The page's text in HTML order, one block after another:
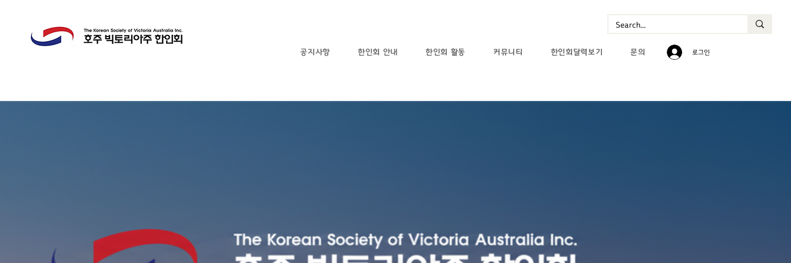
공지사항 한인회 안내 한인회 활동 커뮤니티 한인회달력보기 문의 로그인